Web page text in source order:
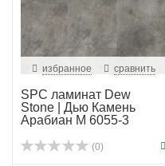
избранное сравнить
SPC ламинат Dew
Stone | Дью Камень
Арабиан M 6055-3
(0)